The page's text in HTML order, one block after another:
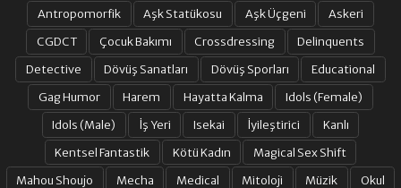
Antropomorfik Aşk Statükosu Aşk Üçgeni
Askeri
CGDCT
Çocuk Bakımı Crossdressing
Delinquents
Detective
Dövüş Sanatları Dövüş Sporları
Educational
Gag Humor
Harem Hayatta Kalma
Idols (Female)
Idols (Male)
İş Yeri Isekai İyileştirici
Kanlı
Kentsel Fantastik
Kötü Kadın
Magical Sex Shift
Mahou Shoujo
Mecha Medical Mitoloji Müzik
Okul